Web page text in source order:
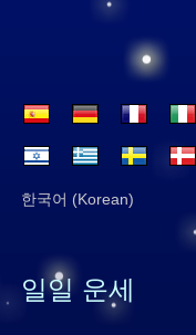
한국어 (Korean)
일일 운세